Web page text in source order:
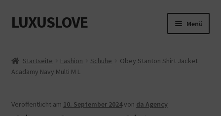
Zur
Navigation
Zum
Inhalt
LUXUSLOVE Menü
Cookie-Richtlinie (EU)
Datenschutz
Startseite Fashion Schuhe
Obey Stanton Shirt Jacket
Acadamy Navy Multi M L
Veröffentlicht am 10. September 2024von da Agency